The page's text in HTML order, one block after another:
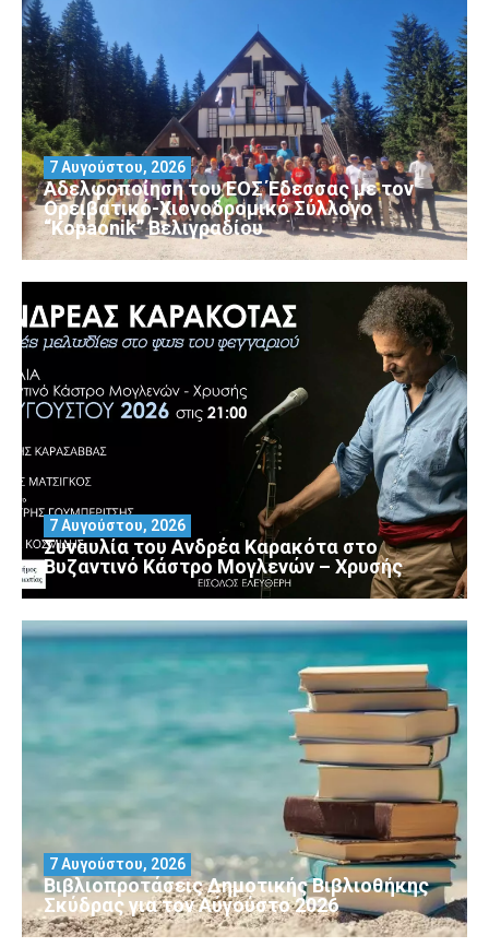
Αδελφοποίηση του ΕΟΣ Έδεσσας με τον
Ορειβατικό-Χιονοδρομικό Σύλλογο
“Kopaonik” Βελιγραδίου
7 Αυγούστου, 2026
Συναυλία του Ανδρέα Καρακότα στο
Βυζαντινό Κάστρο Μογλενών – Χρυσής
7 Αυγούστου, 2026
Βιβλιοπροτάσεις Δημοτικής Βιβλιοθήκης
Σκύδρας για τον Αύγούστο 2026
7 Αυγούστου, 2026